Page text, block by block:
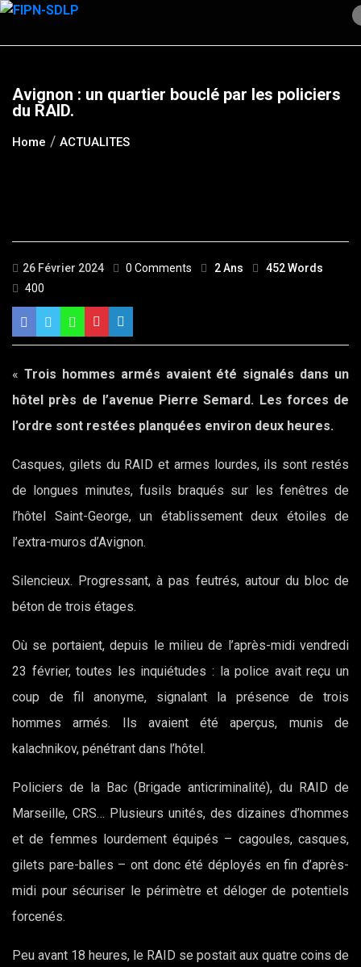
Skip
content
Avignon : un quartier bouclé par les policiers
du RAID.
Home ACTUALITES
26 Février 2024 0 Comments 2 Ans
452 Words
400
« Trois hommes armés avaient été signalés dans un
hôtel près de l’avenue Pierre Semard. Les forces de
l’ordre sont restées planquées environ deux heures.
Casques, gilets du RAID et armes lourdes, ils sont restés
de longues minutes, fusils braqués sur les fenêtres de
l’hôtel Saint-George, un établissement deux étoiles de
l’extra-muros d’Avignon.
Silencieux. Progressant, à pas feutrés, autour du bloc de
béton de trois étages.
Où se portaient, depuis le milieu de l’après-midi vendredi
23 février, toutes les inquiétudes : la police avait reçu un
coup de fil anonyme, signalant la présence de trois
hommes armés. Ils avaient été aperçus, munis de
kalachnikov, pénétrant dans l’hôtel.
Policiers de la Bac (Brigade anticriminalité), du RAID de
Marseille, CRS… Plusieurs unités, des dizaines d’hommes
et de femmes lourdement équipés – cagoules, casques,
gilets pare-balles – ont donc été déployés en fin d’après-
midi pour sécuriser le périmètre et déloger de potentiels
forcenés.
Peu avant 18 heures, le RAID se postait aux quatre coins de